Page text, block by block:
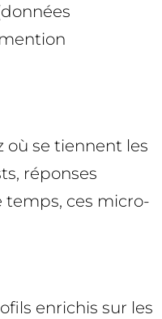
où se tiennent les
réponses
temps, ces micro-
enrichis sur les